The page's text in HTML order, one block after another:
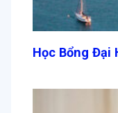
Học Bổng Đại